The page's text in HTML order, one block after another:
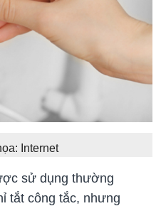
Internet
sử dụng thường
tắt công tắc, nhưng